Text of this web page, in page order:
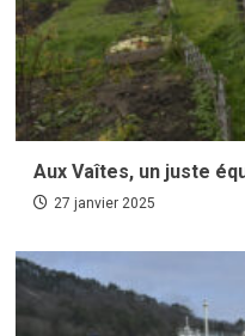
Aux Vaîtes, un juste
27 janvier 2025